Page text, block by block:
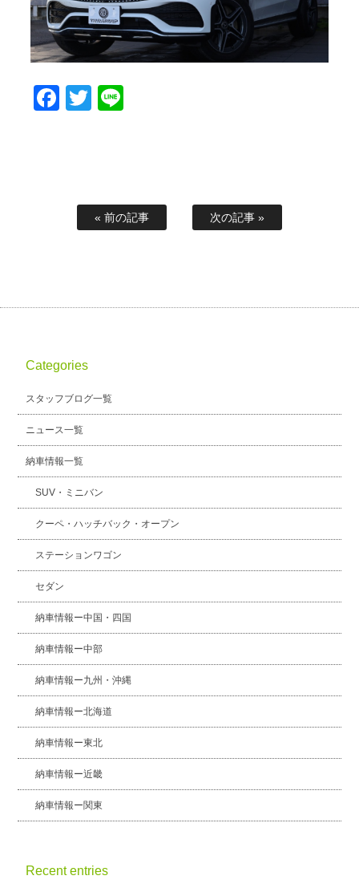
Facebook
Twitter
« 前の記事 次の記事 »
Categories
スタッフブログ一覧
ニュース一覧
納車情報一覧
SUV・ミニバン
クーペ・ハッチバック・オープン
ステーションワゴン
セダン
納車情報ー中国・四国
納車情報ー中部
納車情報ー九州・沖縄
納車情報ー北海道
納車情報ー東北
納車情報ー近畿
納車情報ー関東
Recent entries